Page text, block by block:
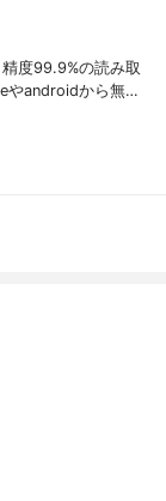
度99.9%の読み取
やandroidから無…